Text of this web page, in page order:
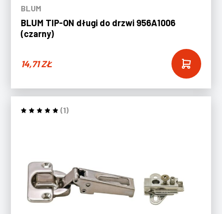
BLUM
BLUM TIP-ON długi do drzwi 956A1006
(czarny)
14,71ZŁ
(1)